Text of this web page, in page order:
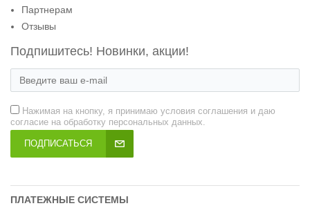
Партнерам
Отзывы
Подпишитесь! Новинки, акции!
Нажимая на кнопку, я принимаю условия соглашения и даю
согласие на обработку персональных данных.
ПОДПИСАТЬСЯ
ПЛАТЕЖНЫЕ СИСТЕМЫ